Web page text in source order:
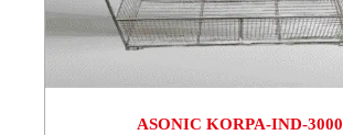
ASONIC KORPA-IND-3000